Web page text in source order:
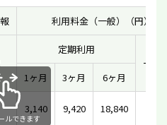
利用料金（一般）（円）
定期利用
一時
1ヶ月
3ヶ月 6ヶ月
3,140 9,420 18,840
ルできます